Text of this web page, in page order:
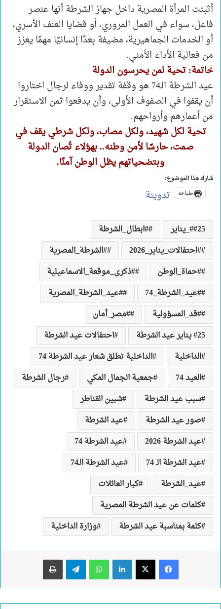
أثبتت المرأة المصرية داخل جهاز الشرطة أنها عنصر
فاعل، سواء في العمل المروري، أو قضايا العنف الأسري،
أو الخدمات الجماهيرية، مضيفة بعدًا إنسانيًا مهمًا يعزز
من فعالية الأداء الأمني.
خاتمة: تحية لمن يحرسون الدولة
عيد الشرطة الـ74 هو وقفة تقدير ووفاء لرجال اختاروا
أن يقفوا في الصفوف الأولى، وأن يدفعوا ثمن الاستقرار
من أعمارهم وأرواحهم.
تحية لكل شهيد، ولكل مصاب، ولكل شرطي يقف في
صمت، حارسًا لأمن وطنه.. بهؤلاء تُصان الدولة
وبتضحياتهم يظل الوطن آمنًا.
شارك هذا الموضوع:
طباعة تدوينة
#25_يناير
#ابطال_الشرطة
#احتفالات_يناير_2026
#الشرطة_المصرية
#حماة_الوطن
#ذكرى_موقعة_الاسماعيلية
#عيد_الشرطة_74
#عيد_الشرطة_المصرية
#قد_المسؤولية
#مصر_أمان
25 يناير عيد الشرطة
احتفالات عيد الشرطة
الداخلية
الداخلية تطلق شعار عيد الشرطة 74
العيد 74
جمعية الجمال المكي
رجال الشرطة
سبب عيد الشرطة
شبين القناطر
صور عيد الشرطة
عيد الشرطة
عيد الشرطة 2026
عيد الشرطة 74
عيد الشرطة الـ 74
عيد الشرطة الـ74
عيد_الشرطة
كبار العائلات
كلمات عن عيد الشرطة المصرية
كلمة بمناسبة عيد الشرطة
وزارة الداخلية
لينكدإن واتساب تيلقرام طباعة